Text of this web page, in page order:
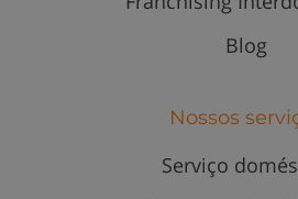
Blog
Nossos
Serviço